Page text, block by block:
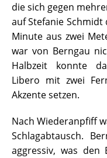
die sich gegen
auf Stefanie Schmidt
Minute aus zwei
war von Berngau
Halbzeit konnte
Libero mit zwei
Akzente setzen.
Nach Wiederanpfiff
Schlagabtausch.
aggressiv, was den